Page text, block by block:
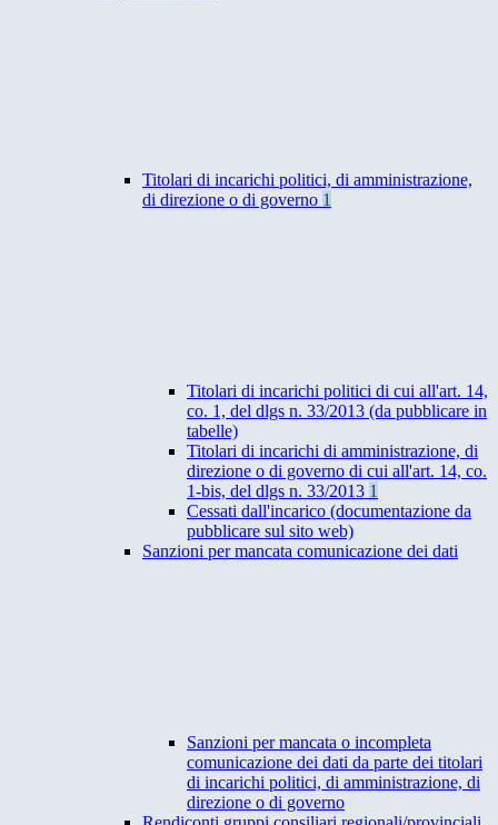
Titolari di incarichi politici, di amministrazione,
di direzione o di governo 1
Titolari di incarichi politici di cui all'art. 14,
co. 1, del dlgs n. 33/2013 (da pubblicare in
tabelle)
Titolari di incarichi di amministrazione, di
direzione o di governo di cui all'art. 14, co.
1-bis, del dlgs n. 33/2013 1
Cessati dall'incarico (documentazione da
pubblicare sul sito web)
Sanzioni per mancata comunicazione dei dati
Sanzioni per mancata o incompleta
comunicazione dei dati da parte dei titolari
di incarichi politici, di amministrazione, di
direzione o di governo